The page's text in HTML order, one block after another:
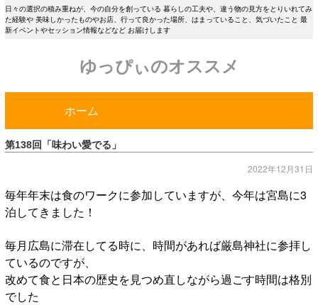
日々の選択の積み重ねが、今の自分を創っている 暮らしの工夫や、違う物の見方をとりいれてみ
た経験や 美味しかったものやお店、行って良かった場所、はまっていること、気づいたこと 最
新イベントやセッション情報などなど お届けします
ゆっぴぃのオススメ
ホーム
第138回「味わい愛でる」
2022年12月31日
毎年年末は食のワークに参加していますが、今年は宮島に3
泊してきました！
毎月広島に滞在してる時に、時間があれば厳島神社に参拝し
ているのですが、
改めて食と日本の歴史を見つめ直しながら過ごす時間は格別
でした